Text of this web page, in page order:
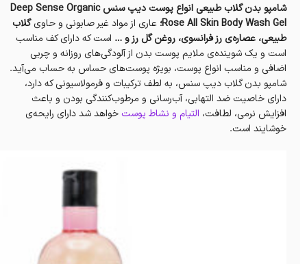
شامپو بدن گلاب طبیعی انواع پوست دیپ سنس Deep Sense Organic
Rose All Skin Body Wash Gel؛ عاری از مواد غیر صابونی و حاویگلاب
طبیعی، عصاره‌ی رز فرانسوی، روغن گل رز و … است که دارای کف مناسب
است و یک شوینده‌ی ملایم پوست بدن از آلودگی‌های روزانه و چربی
اضافی و مناسب انواع پوست، بویژه پوست‌های حساس به حساب می‌آید.
شامپو بدن گلاب دیپ سنس، به لطف‌ ترکیبات و فرمولاسیونی که دارد،
دارای خاصیت ضد التهابی، آب‌رسانی و مرطوب‌کنندگی بودن و باعث‌
افزایش نرمی، لطافت، التیام‌ و نشاط پوستخواهد شد دارای رایحه‌ی
خوشایند است.